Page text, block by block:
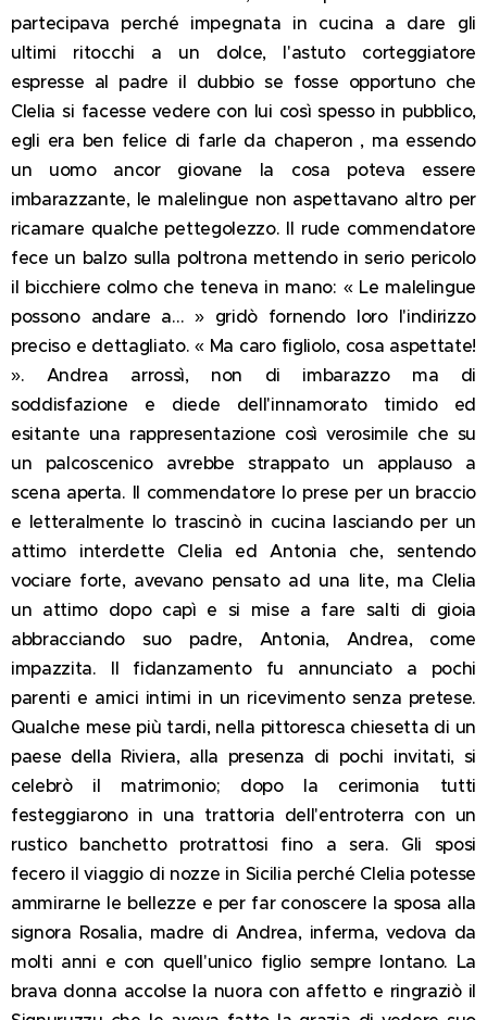
partecipava perché impegnata in cucina a dare gli
ultimi ritocchi a un dolce, l'astuto corteggiatore
espresse al padre il dubbio se fosse opportuno che
Clelia si facesse vedere con lui così spesso in pubblico,
egli era ben felice di farle da chaperon , ma essendo
un uomo ancor giovane la cosa poteva essere
imbarazzante, le malelingue non aspettavano altro per
ricamare qualche pettegolezzo. Il rude commendatore
fece un balzo sulla poltrona mettendo in serio pericolo
il bicchiere colmo che teneva in mano: « Le malelingue
possono andare a... » gridò fornendo loro l'indirizzo
preciso e dettagliato. « Ma caro figliolo, cosa aspettate!
». Andrea arrossì, non di imbarazzo ma di
soddisfazione e diede dell'innamorato timido ed
esitante una rappresentazione così verosimile che su
un palcoscenico avrebbe strappato un applauso a
scena aperta. Il commendatore lo prese per un braccio
e letteralmente lo trascinò in cucina lasciando per un
attimo interdette Clelia ed Antonia che, sentendo
vociare forte, avevano pensato ad una lite, ma Clelia
un attimo dopo capì e si mise a fare salti di gioia
abbracciando suo padre, Antonia, Andrea, come
impazzita. Il fidanzamento fu annunciato a pochi
parenti e amici intimi in un ricevimento senza pretese.
Qualche mese più tardi, nella pittoresca chiesetta di un
paese della Riviera, alla presenza di pochi invitati, si
celebrò il matrimonio; dopo la cerimonia tutti
festeggiarono in una trattoria dell'entroterra con un
rustico banchetto protrattosi fino a sera. Gli sposi
fecero il viaggio di nozze in Sicilia perché Clelia potesse
ammirarne le bellezze e per far conoscere la sposa alla
signora Rosalia, madre di Andrea, inferma, vedova da
molti anni e con quell'unico figlio sempre lontano. La
brava donna accolse la nuora con affetto e ringraziò il